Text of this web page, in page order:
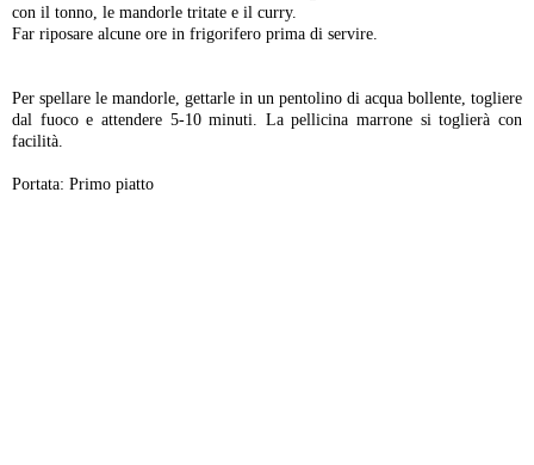
con il tonno, le mandorle tritate e il curry.
Far riposare alcune ore in frigorifero prima di servire.
Per spellare le mandorle, gettarle in un pentolino di acqua bollente, togliere
dal fuoco e attendere 5-10 minuti. La pellicina marrone si toglierà con
facilità.
Portata: Primo piatto